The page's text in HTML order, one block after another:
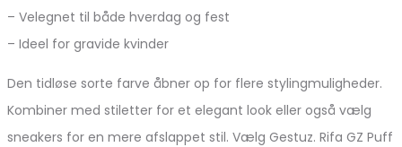
– Velegnet til både hverdag og fest
– Ideel for gravide kvinder
Den tidløse sorte farve åbner op for flere stylingmuligheder.
Kombiner med stiletter for et elegant look eller også vælg
sneakers for en mere afslappet stil. Vælg Gestuz. Rifa GZ Puff